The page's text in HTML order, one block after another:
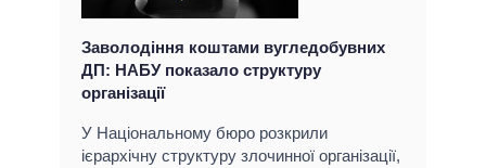
Заволодіння коштами вугледобувних
ДП: НАБУ показало структуру
організації
У Національному бюро розкрили
ієрархічну структуру злочинної організації,